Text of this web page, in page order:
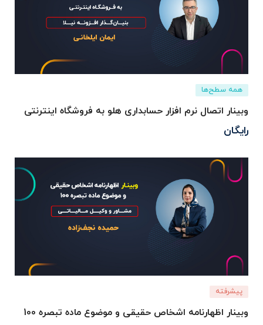
همه سطح‌ها
وبینار اتصال نرم افزار حسابداری هلو به فروشگاه اینترنتی
رایگان
پیشرفته
وبینار اظهارنامه اشخاص حقیقی و موضوع ماده تبصره 100